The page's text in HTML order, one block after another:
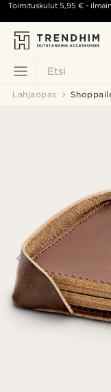
Etsi
Toimituskulut5,95 € -
Lahjaopas